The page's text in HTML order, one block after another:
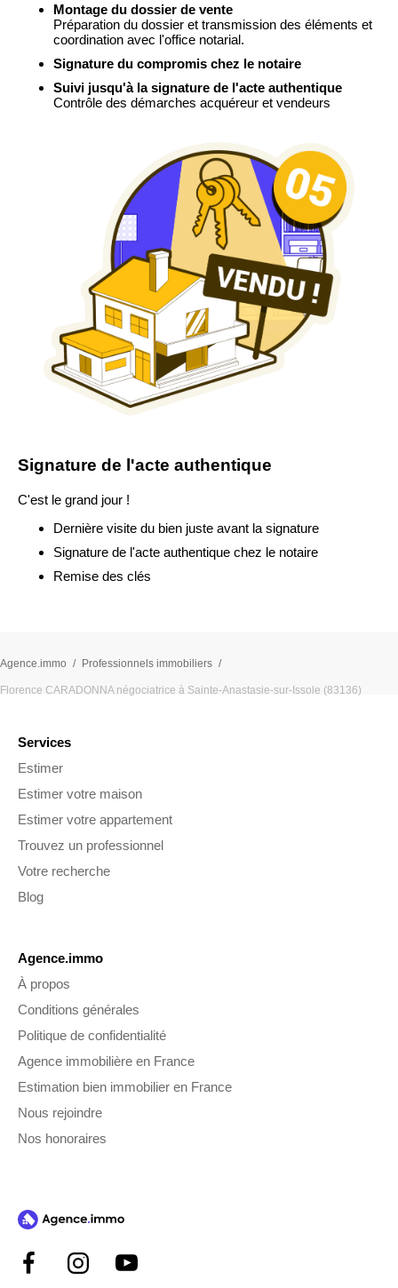
Montage du dossier de vente
Préparation du dossier et transmission des éléments et
coordination avec l'office notarial.
Signature du compromis chez le notaire
Suivi jusqu'à la signature de l'acte authentique
Contrôle des démarches acquéreur et vendeurs
Signature de l'acte authentique
C'est le grand jour !
Dernière visite du bien juste avant la signature
Signature de l'acte authentique chez le notaire
Remise des clés
Agence.immo Professionnels immobiliers
Florence CARADONNA négociatrice à Sainte-Anastasie-sur-Issole (83136)
Services
Estimer
Estimer votre maison
Estimer votre appartement
Trouvez un professionnel
Votre recherche
Blog
Agence.immo
À propos
Conditions générales
Politique de confidentialité
Agence immobilière en France
Estimation bien immobilier en France
Nous rejoindre
Nos honoraires